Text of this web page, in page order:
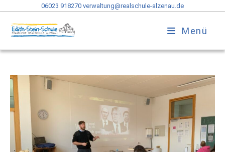
06023 918270 verwaltung@realschule-alzenau.de
Menü